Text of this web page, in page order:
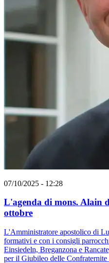
07/10/2025 - 12:28
L'agenda di mons. Alain
ottobre
L'Amministratore apostolico di
formativi e con i consigli
Einsiedeln, Breganzona e
per il Giubileo delle Confraternite